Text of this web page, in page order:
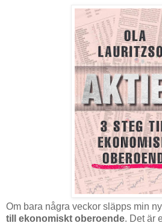
Om bara några veckor släpps min
till ekonomiskt oberoende. Det är